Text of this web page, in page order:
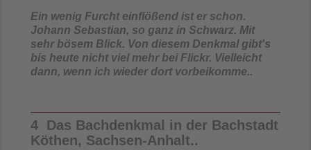
Ein wenig Furcht einflößend ist er schon.
Johann Sebastian, so ganz in Schwarz. Mit
sehr bösem Blick. Von diesem Denkmal gibt's
bis heute nicht viel mehr bei Flickr. Vielleicht
dann, wenn ich wieder dort vorbeikomme..
4 Das Bachdenkmal in der Bachstadt
Köthen, Sachsen-Anhalt..